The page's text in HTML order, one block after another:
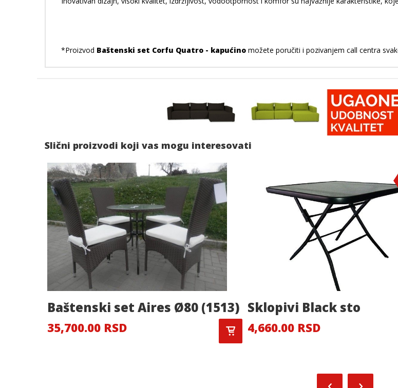
*Proizvod Baštenski set Corfu Quatro - kapućino možete poručiti i pozivanjem call centra
Slični proizvodi koji vas mogu interesovati
Baštenski set Aires Ø80 (1513)
35,700.00 RSD
Sklopivi Black sto
4,660.00 RSD